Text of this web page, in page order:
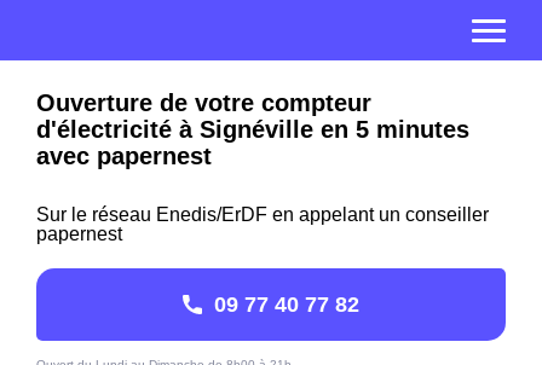
Ouverture de votre compteur
d'électricité à Signéville en 5 minutes
avec papernest
Sur le réseau Enedis/ErDF en appelant un conseiller
papernest
09 77 40 77 82